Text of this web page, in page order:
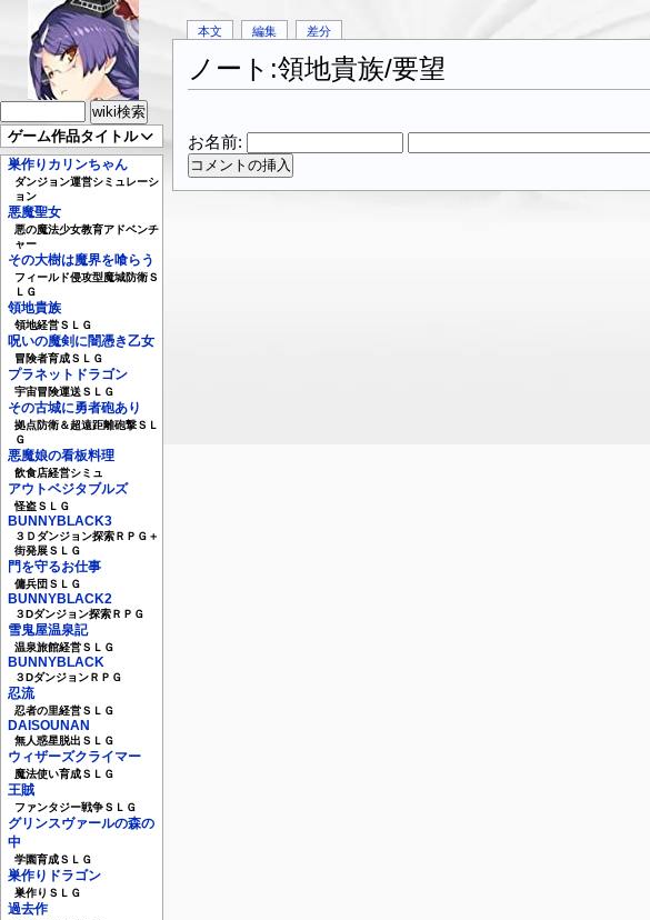
ゲーム作品タイトル
巣作りカリンちゃん
ダンジョン運営シミュレーシ
ョン
悪魔聖女
悪の魔法少女教育アドベンチ
ャー
その大樹は魔界を喰らう
フィールド侵攻型魔城防衛Ｓ
ＬＧ
領地貴族
領地経営ＳＬＧ
呪いの魔剣に闇憑き乙女
冒険者育成ＳＬＧ
プラネットドラゴン
宇宙冒険運送ＳＬＧ
その古城に勇者砲あり
拠点防衛＆超遠距離砲撃ＳＬ
Ｇ
悪魔娘の看板料理
飲食店経営シミュ
アウトベジタブルズ
怪盗ＳＬＧ
BUNNYBLACK3
３Ｄダンジョン探索ＲＰＧ＋
街発展ＳＬＧ
門を守るお仕事
傭兵団ＳＬＧ
BUNNYBLACK2
３Dダンジョン探索ＲＰＧ
雪鬼屋温泉記
温泉旅館経営ＳＬＧ
BUNNYBLACK
３DダンジョンＲＰＧ
忍流
忍者の里経営ＳＬＧ
DAISOUNAN
無人惑星脱出ＳＬＧ
ウィザーズクライマー
魔法使い育成ＳＬＧ
王賊
ファンタジー戦争ＳＬＧ
グリンスヴァールの森の
中
学園育成ＳＬＧ
巣作りドラゴン
巣作りＳＬＧ
過去作
本文 編集 差分
ノート:領地貴族/要望
お名前: